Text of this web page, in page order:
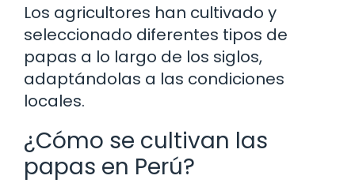
Los agricultores han cultivado y
seleccionado diferentes tipos de
papas a lo largo de los siglos,
adaptándolas a las condiciones
locales.
¿Cómo se cultivan las
papas en Perú?